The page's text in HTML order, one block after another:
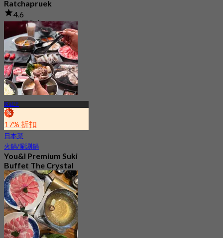
Ratchapruek
4.6
7.6K 已預訂
起฿ 376.66
暖武里
17% 折扣
日本菜
火鍋/涮涮鍋
You&I Premium Suki
Buffet The Crystal
Ratchapruek
4.7
983 已預訂
起฿ 498